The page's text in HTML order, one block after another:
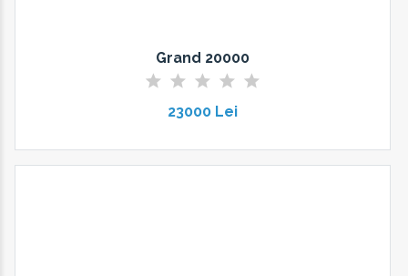
Grand 20000
23000 Lei